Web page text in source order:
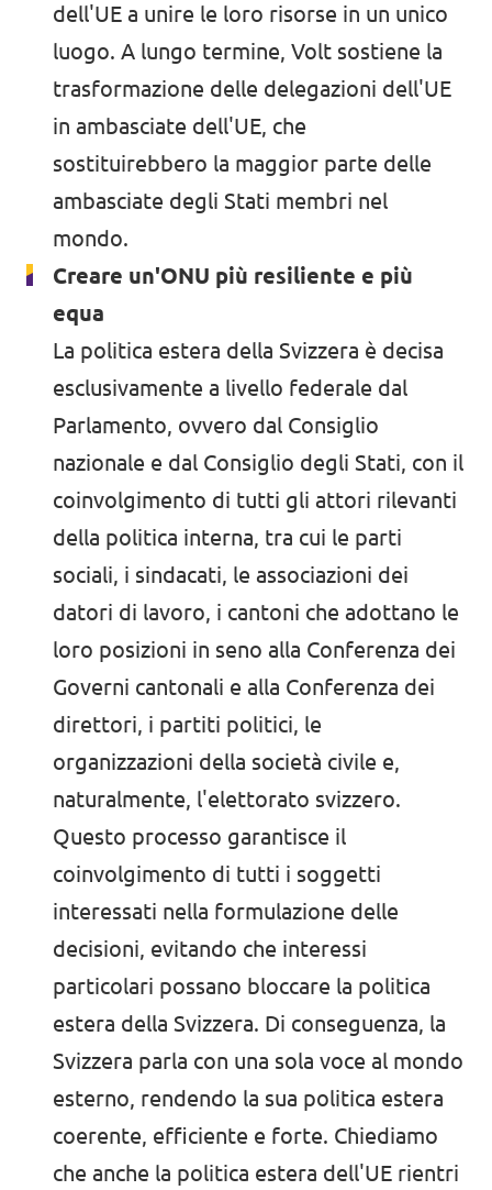
dell'UE a unire le loro risorse in un unico
luogo. A lungo termine, Volt sostiene la
trasformazione delle delegazioni dell'UE
in ambasciate dell'UE, che
sostituirebbero la maggior parte delle
ambasciate degli Stati membri nel
mondo.
Creare un'ONU più resiliente e più
equa
La politica estera della Svizzera è decisa
esclusivamente a livello federale dal
Parlamento, ovvero dal Consiglio
nazionale e dal Consiglio degli Stati, con il
coinvolgimento di tutti gli attori rilevanti
della politica interna, tra cui le parti
sociali, i sindacati, le associazioni dei
datori di lavoro, i cantoni che adottano le
loro posizioni in seno alla Conferenza dei
Governi cantonali e alla Conferenza dei
direttori, i partiti politici, le
organizzazioni della società civile e,
naturalmente, l'elettorato svizzero.
Questo processo garantisce il
coinvolgimento di tutti i soggetti
interessati nella formulazione delle
decisioni, evitando che interessi
particolari possano bloccare la politica
estera della Svizzera. Di conseguenza, la
Svizzera parla con una sola voce al mondo
esterno, rendendo la sua politica estera
coerente, efficiente e forte. Chiediamo
che anche la politica estera dell'UE rientri